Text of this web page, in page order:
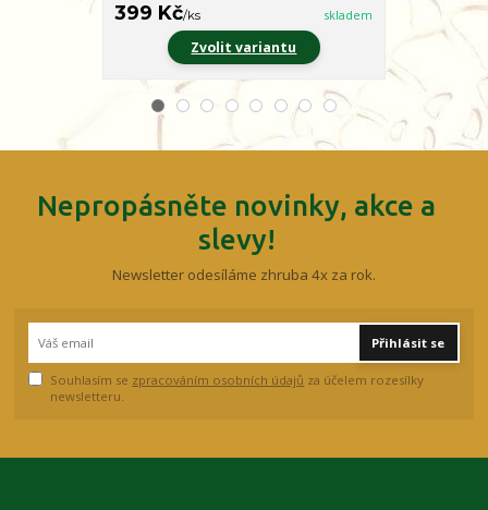
399 Kč/ks skladem
Zvolit variantu
399 Kč/
Nepropásněte novinky, akce a
slevy!
Newsletter odesíláme zhruba 4x za rok.
Přihlásit se
Souhlasím se zpracováním osobních údajů za účelem rozesílky
newsletteru.